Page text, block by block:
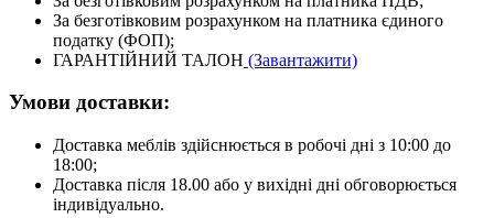
За безготівковим розрахунком на платника єдиного
податку (ФОП);
ГАРАНТІЙНИЙ ТАЛОН (Завантажити)
Умови доставки:
Доставка меблів здійснюється в робочі дні з 10:00 до
18:00;
Доставка після 18.00 або у вихідні дні обговорюється
індивідуально.